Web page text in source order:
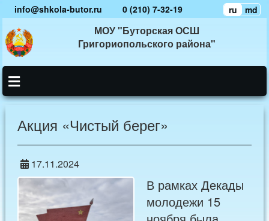
info@shkola-butor.ru 0 (210) 7-32-19 ru md
МОУ "Буторская ОСШ
Григориопольского района"
Акция «Чистый берег»
17.11.2024
В рамках Декады
молодежи 15